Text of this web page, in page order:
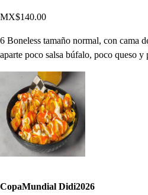
MX$140.00
6 Boneless tamaño normal, con cama
aparte poco salsa búfalo, poco queso y
CopaMundial Didi2026